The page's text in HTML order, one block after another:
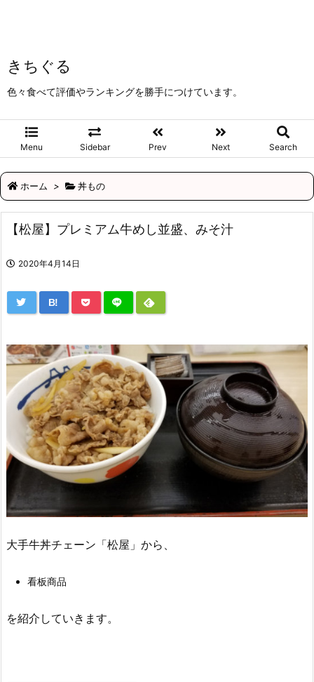
きちぐる
色々食べて評価やランキングを勝手につけています。
Menu Sidebar Prev Next Search
ホーム > 丼もの
【松屋】プレミアム牛めし並盛、みそ汁
2020年4月14日
B!
大手牛丼チェーン「松屋」から、
看板商品
を紹介していきます。